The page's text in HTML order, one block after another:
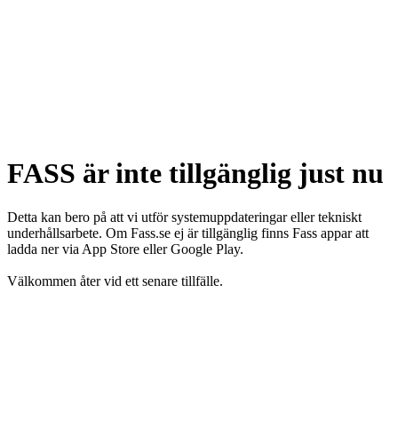
FASS är inte tillgänglig just nu
Detta kan bero på att vi utför systemuppdateringar eller tekniskt
underhållsarbete. Om Fass.se ej är tillgänglig finns Fass appar att
ladda ner via App Store eller Google Play.
Välkommen åter vid ett senare tillfälle.